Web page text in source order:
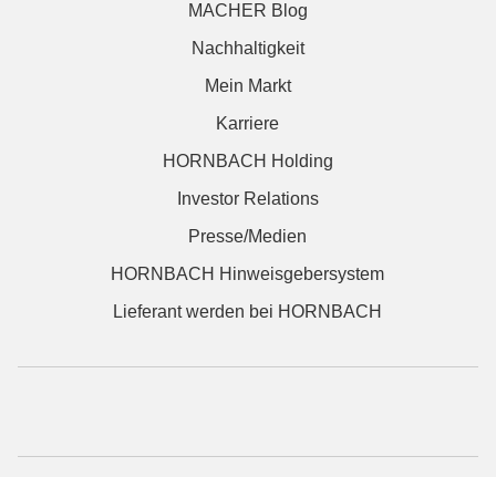
MACHER Blog
Nachhaltigkeit
Mein Markt
Karriere
HORNBACH Holding
Investor Relations
Presse/Medien
HORNBACH Hinweisgebersystem
Lieferant werden bei HORNBACH